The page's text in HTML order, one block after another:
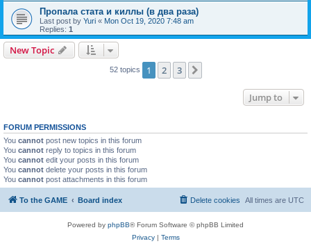
Пропала стата и киллы (в два раза)
Last post by Yuri « Mon Oct 19, 2020 7:48 am
Replies: 1
New Topic
52 topics 1 2 3
Jump to
FORUM PERMISSIONS
You cannot post new topics in this forum
You cannot reply to topics in this forum
You cannot edit your posts in this forum
You cannot delete your posts in this forum
You cannot post attachments in this forum
To the GAME Board index All times are UTC
Delete cookies
Powered by phpBB® Forum Software © phpBB Limited
Privacy| Terms